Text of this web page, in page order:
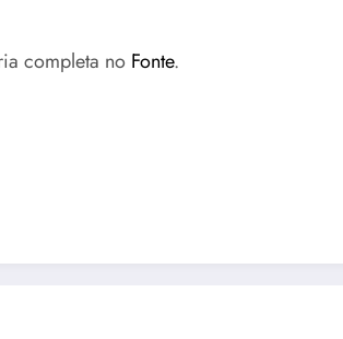
completa no Fonte.